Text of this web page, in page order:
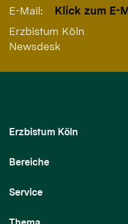
E-Mail:
Klick zum E-
Erzbistum Köln
Newsdesk
Erzbistum Köln
Bereiche
Service